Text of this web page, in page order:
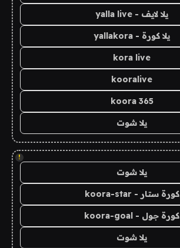
يلا لايف - yalla live
يلا كورة - yallakora
kora live
kooralive
koora 365
يلا شوت
!
يلا شوت
كورة ستار - koora-star
كورة جول - koora-goal
يلا شوت